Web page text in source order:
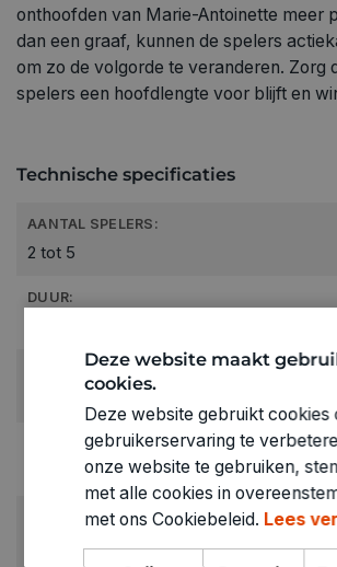
onthoofden van Marie-Antoinette meer
dan een graaf, kunnen de spelers
om zo de volgorde te veranderen. Zorg
spelers een hoofdlengte voor blijft en
Technische specificaties
AANTAL SPELERS:
2 tot 5
DUUR:
LEEFTIJD VANAF:
RUBRIEK:
Gezelschapspel kinderen (6 - 12 jaar)
GEWICHT
0.231kg
Deze website maakt
cookies.
Deze website gebruikt cookies
gebruikerservaring te
onze website te gebruiken,
met alle cookies in
met ons Cookiebeleid. Lees